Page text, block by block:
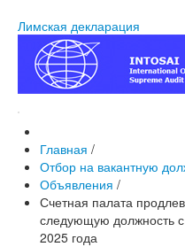
Лимская декларация
Главная /
Отбор на вакантную
Объявления /
Счетная палата
следующую должность
2025 года